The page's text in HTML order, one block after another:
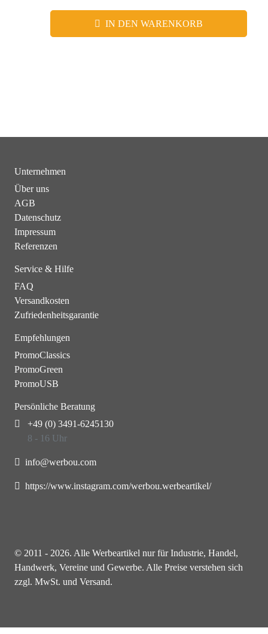
IN DEN WARENKORB
Unternehmen
Über uns
AGB
Datenschutz
Impressum
Referenzen
Service & Hilfe
FAQ
Versandkosten
Zufriedenheitsgarantie
Empfehlungen
PromoClassics
PromoGreen
PromoUSB
Persönliche Beratung
+49 (0) 3491-6245130
8 - 16 Uhr
info@werbou.com
https://www.instagram.com/werbou.werbeartikel/
© 2011 - 2026. Alle Werbeartikel nur für Industrie, Handel,
Handwerk, Vereine und Gewerbe. Alle Preise verstehen sich
zzgl. MwSt. und Versand.